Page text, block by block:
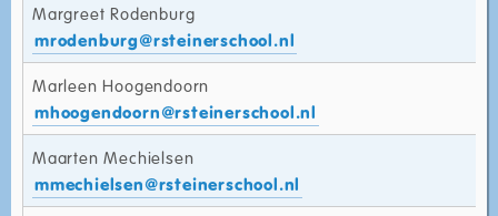
Margreet Rodenburg
mrodenburg@rsteinerschool.nl
Marleen Hoogendoorn
mhoogendoorn@rsteinerschool.nl
Maarten Mechielsen
mmechielsen@rsteinerschool.nl